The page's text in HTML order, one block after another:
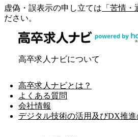
虚偽・誤表示の申し立ては 「苦情・
ださい。
高卒求人ナビについて
高卒求人ナビとは？
よくある質問
会社情報
デジタル技術の活用及びDX推